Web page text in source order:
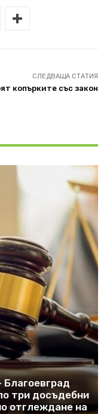
СЛЕДВАЩА СТАТИЯ
копърките със закон
Благоевград
три досъдебни
отглеждане на